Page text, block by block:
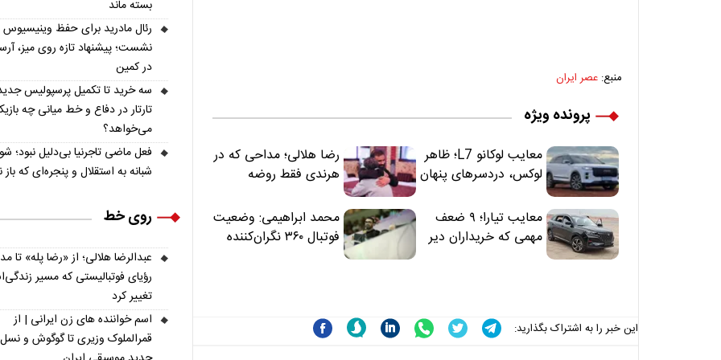
منبع: عصر ایران
پرونده ویژه
معایب لوکانو L7؛ ظاهر
لوکس، دردسرهای پنهان
رضا هلالی؛ مداحی که در
هرندی فقط روضه
«تکیه‌گاه آقا مرتضی
علی(ع)» را جدی‌تر
ببینند
معایب تیارا؛ ۹ ضعف
مهمی که خریداران دیر
محمد ابراهیمی: وضعیت
فوتبال ۳۶۰ نگران‌کننده
این خبر را به اشتراک بگذارید:
بسته ماند
رئال مادرید برای حفظ
نشست؛ پیشنهاد تازه روی میز،
در کمین
سه خرید تا تکمیل پرسپولیس
تارتار در دفاع و خط میانی چه
می‌خواهد؟
فعل ماضی تاجرنیا بی‌دلیل نبود؛
شبانه به استقلال و پنجره‌ای که
روی خط
عبدالرضا هلالی؛ از «رضا پله» تا
رؤیای فوتبالیستی که مسیر
تغییر کرد
اسم خواننده های زن ایرانی | از
قمرالملوک وزیری تا گوگوش و نسل